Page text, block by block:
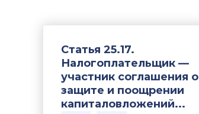
Статья 25.17.
Налогоплательщик —
участник соглашения о
защите и поощрении
капиталовложений...